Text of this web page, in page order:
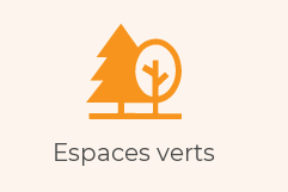
Espaces verts